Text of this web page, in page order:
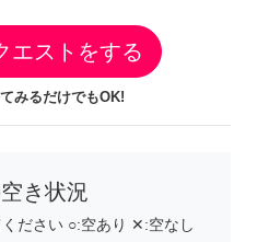
エストをする
みるだけでもOK!
き状況
ださい ○:空あり ✕:空なし